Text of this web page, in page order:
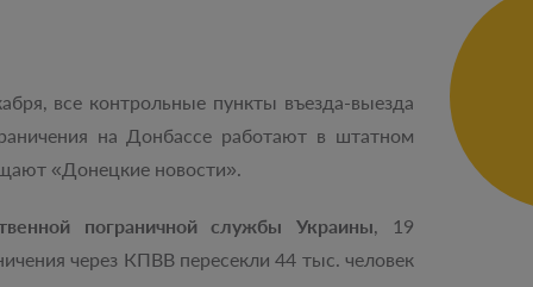
все контрольные пункты въезда-выезда
на Донбассе работают в штатном
«Донецкие новости».
пограничной службы Украины, 19
через КПВВ пересекли 44 тыс. человек